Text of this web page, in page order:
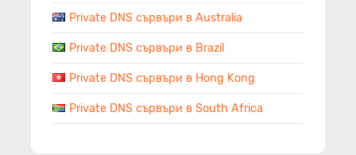
Private DNS сървъри в Australia
Private DNS сървъри в Brazil
Private DNS сървъри в Hong Kong
Private DNS сървъри в South Africa